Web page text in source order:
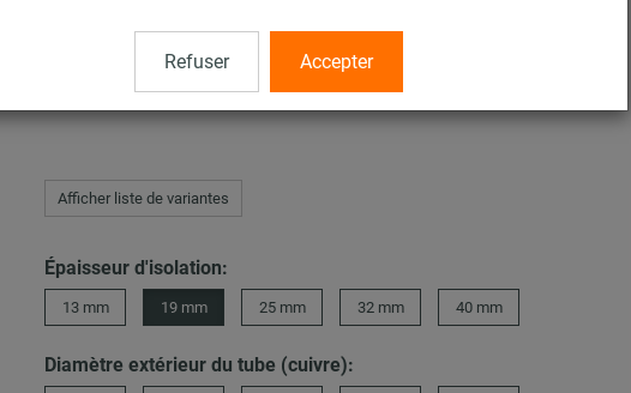
Refuser Accepter
Afficher liste de variantes
Épaisseur d'isolation:
13 mm 19 mm 25 mm 32 mm 40 mm
Diamètre extérieur du tube (cuivre):